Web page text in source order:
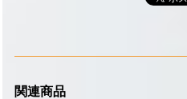
関連商品